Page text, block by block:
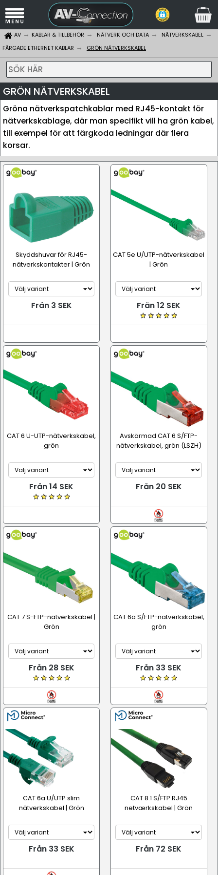
AV KABLAR & TILLBEHÖR NÄTVERK OCH DATA
NÄTVERKSKABEL
FÄRGADE ETHERNET KABLAR
GRÖN NÄTVERKSKABEL
SÖK HÄR
GRÖN NÄTVERKSKABEL
Gröna nätverkspatchkablar med RJ45-kontakt för
nätverkskablage, där man specifikt vill ha grön kabel,
till exempel för att färgkoda ledningar där flera
korsar.
Skyddshuvar för RJ45-
nätverkskontakter | Grön
Från 3 SEK
CAT 5e U/UTP-nätverkskabel
| Grön
Från 12 SEK
CAT 6 U-UTP-nätverkskabel,
grön
Från 14 SEK
Avskärmad CAT 6 S/FTP-
nätverkskabel, grön (LSZH)
Från 20 SEK
CAT 7 S-FTP-nätverkskabel |
Grön
Från 28 SEK
CAT 6a S/FTP-nätverkskabel,
grön
Från 33 SEK
CAT 6a U/UTP slim
nätverkskabel | Grön
Från 33 SEK
CAT 8.1 S/FTP RJ45
netværkskabel | Grön
Från 72 SEK